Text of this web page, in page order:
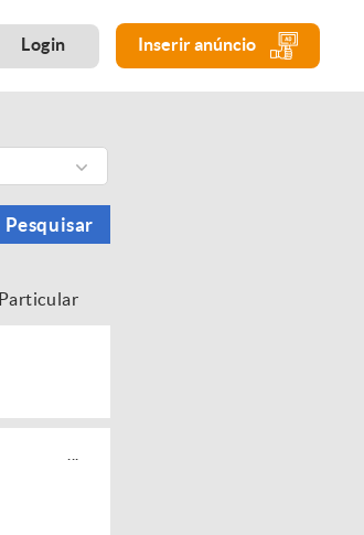
Login Inserir anúncio
Pesquisar
Particular